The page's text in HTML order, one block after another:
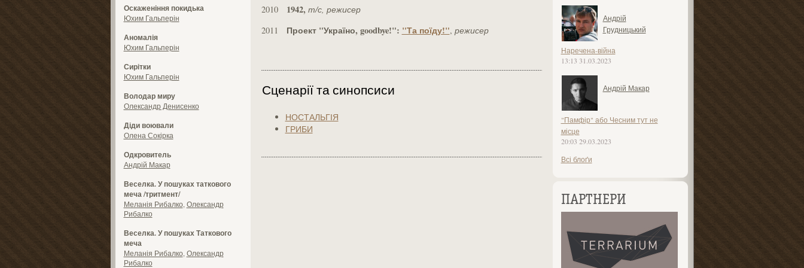
Оскаженіння покидька
Юхим Гальперін
Аномалія
Юхим Гальперін
Сирітки
Юхим Гальперін
Володар миру
Олександр Денисенко
Діди воювали
Олена Сокірка
Одкровитель
Андрій Макар
Веселка. У пошуках таткового
меча /тритмент/
Меланія Рибалко Олександр
Рибалко
Веселка. У пошуках Таткового
меча
Меланія Рибалко Олександр
Рибалко
Андрій
Грудницький
Наречена-війна
13:13 31.03.2023
Андрій Макар
"Памфір" або Чесним тут не
місце
20:03 29.03.2023
Всі блоґи
ПАРТНЕРИ
2010 1942, т/с, режисер
2011 Проект "Україно, goodbye!": "Та поїду!", режисер
Сценарії та синопсиси
НОСТАЛЬГІЯ
ГРИБИ